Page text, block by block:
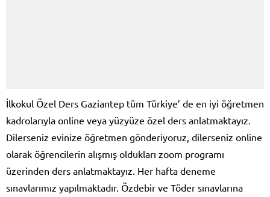
İlkokul Özel Ders Gaziantep tüm Türkiye’ de en iyi öğretmen
kadrolarıyla online veya yüzyüze özel ders anlatmaktayız.
Dilerseniz evinize öğretmen gönderiyoruz, dilerseniz online
olarak öğrencilerin alışmış oldukları zoom programı
üzerinden ders anlatmaktayız. Her hafta deneme
sınavlarımız yapılmaktadır. Özdebir ve Töder sınavlarına